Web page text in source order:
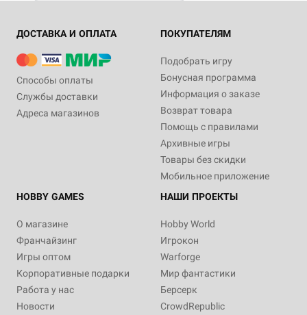
ДОСТАВКА И ОПЛАТА
Способы оплаты
Службы доставки
Адреса магазинов
ПОКУПАТЕЛЯМ
Подобрать игру
Бонусная программа
Информация о заказе
Возврат товара
Помощь с правилами
Архивные игры
Товары без скидки
Мобильное приложение
HOBBY GAMES
О магазине
Франчайзинг
Игры оптом
Корпоративные подарки
Работа у нас
Новости
НАШИ ПРОЕКТЫ
Hobby World
Игрокон
Warforge
Мир фантастики
Берсерк
CrowdRepublic